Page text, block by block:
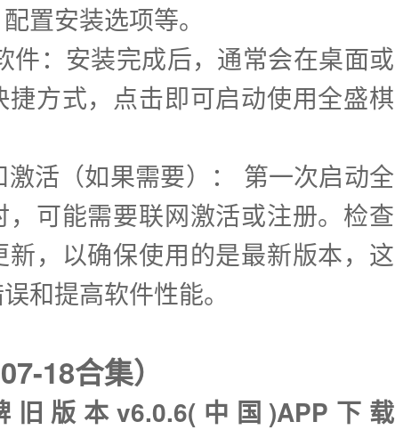
置安装选项等。
件：安装完成后，通常会在桌面或
方式，点击即可启动使用全盛棋
活（如果需要）： 第一次启动全
可能需要联网激活或注册。检查
，以确保使用的是最新版本，这
和提高软件性能。
18合集）
版本v6.0.6(中国)APP下载